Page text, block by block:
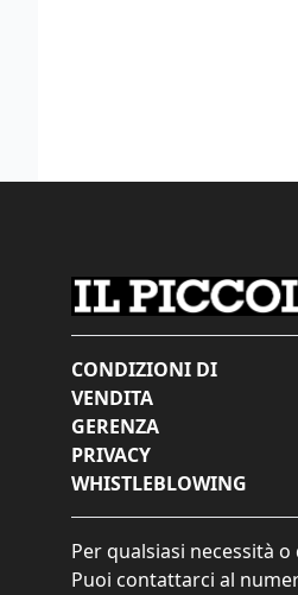
CONDIZIONI DI
VENDITA
GERENZA
PRIVACY
WHISTLEBLOWING
Per qualsiasi necessità
Puoi contattarci al